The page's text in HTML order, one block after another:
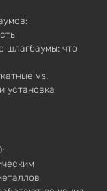
шлагбаумы: что
vs.
установка